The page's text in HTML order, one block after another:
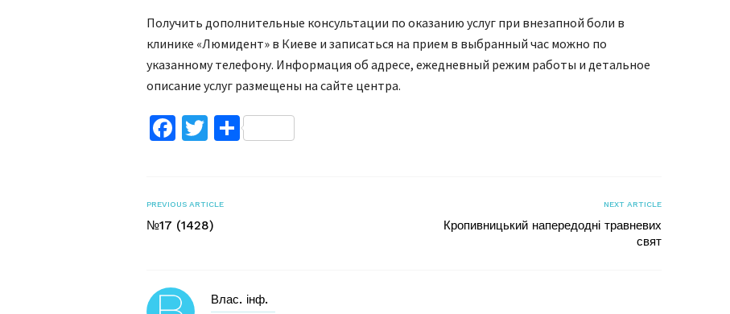
Получить дополнительные консультации по оказанию услуг при внезапной боли в
клинике «Люмидент» в Киеве и записаться на прием в выбранный час можно по
указанному телефону. Информация об адресе, ежедневный режим работы и детальное
описание услуг размещены на сайте центра.
Facebook
TwitterПоділитися
PREVIOUS ARTICLE
№17 (1428)
NEXT ARTICLE
Кропивницький напередодні травневих
свят
Влас. інф.